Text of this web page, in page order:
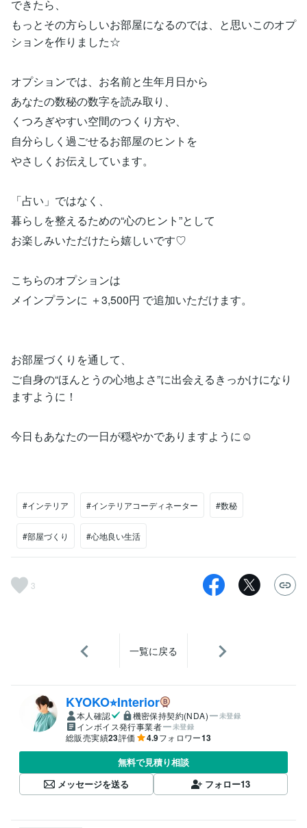
できたら、
もっとその方らしいお部屋になるのでは、と思いこのオプ
ションを作りました☆
オプションでは、お名前と生年月日から
あなたの数秘の数字を読み取り、
くつろぎやすい空間のつくり方や、
自分らしく過ごせるお部屋のヒントを
やさしくお伝えしています。
「占い」ではなく、
暮らしを整えるための“心のヒント”として
お楽しみいただけたら嬉しいです♡
こちらのオプションは
メインプランに ＋3,500円 で追加いただけます。
お部屋づくりを通して、
ご自身の“ほんとうの心地よさ”に出会えるきっかけになり
ますように！
今日もあなたの一日が穏やかでありますように☺
#インテリア #インテリアコーディネーター #数秘
#部屋づくり #心地良い生活
3
一覧に戻る
KYOKO⭐︎Interior
本人確認 機密保持契約(NDA) 未登録
インボイス発行事業者 未登録
総販売実績23評価 4.9フォロワー13
無料で見積り相談
メッセージを送る
フォロー13